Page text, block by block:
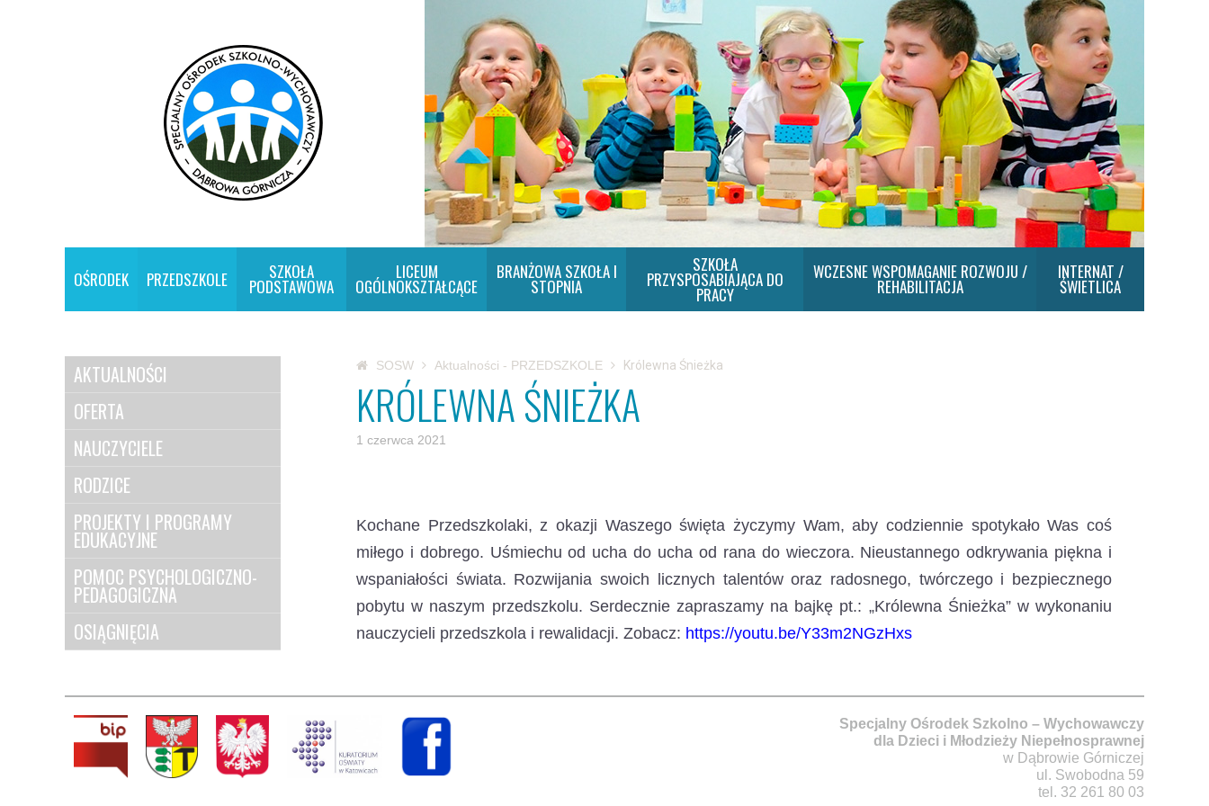
OŚRODEK PRZEDSZKOLE SZKOŁA
PODSTAWOWA
LICEUM
OGÓLNOKSZTAŁCĄCE
BRANŻOWA SZKOŁA I
STOPNIA
SZKOŁA
PRZYSPOSABIAJĄCA DO
PRACY
WCZESNE WSPOMAGANIE ROZWOJU /
REHABILITACJA
INTERNAT /
ŚWIETLICA
AKTUALNOŚCI
OFERTA
NAUCZYCIELE
RODZICE
PROJEKTY I PROGRAMY
EDUKACYJNE
POMOC PSYCHOLOGICZNO-
PEDAGOGICZNA
OSIĄGNIĘCIA
SOSW Aktualności - PRZEDSZKOLE Królewna Śnieżka
KRÓLEWNA ŚNIEŻKA
1 czerwca 2021
Kochane Przedszkolaki, z okazji Waszego święta życzymy Wam, aby codziennie spotykało Was coś
miłego i dobrego. Uśmiechu od ucha do ucha od rana do wieczora. Nieustannego odkrywania piękna i
wspaniałości świata. Rozwijania swoich licznych talentów oraz radosnego, twórczego i bezpiecznego
pobytu w naszym przedszkolu. Serdecznie zapraszamy na bajkę pt.: „Królewna Śnieżka” w wykonaniu
nauczycieli przedszkola i rewalidacji. Zobacz: https://youtu.be/Y33m2NGzHxs
Specjalny Ośrodek Szkolno – Wychowawczy
dla Dzieci i Młodzieży Niepełnosprawnej
w Dąbrowie Górniczej
ul. Swobodna 59
tel. 32 261 80 03